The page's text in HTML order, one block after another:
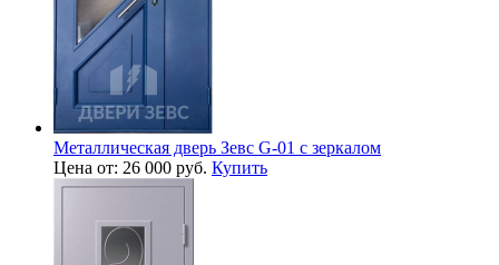
Металлическая дверь Зевс G-01 с зеркалом
Цена от: 26 000 руб. Купить